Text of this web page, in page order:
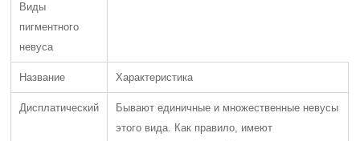
Виды
пигментного
невуса
Название Характеристика
Дисплатический
Бывают единичные и множественные невусы
этого вида. Как правило, имеют